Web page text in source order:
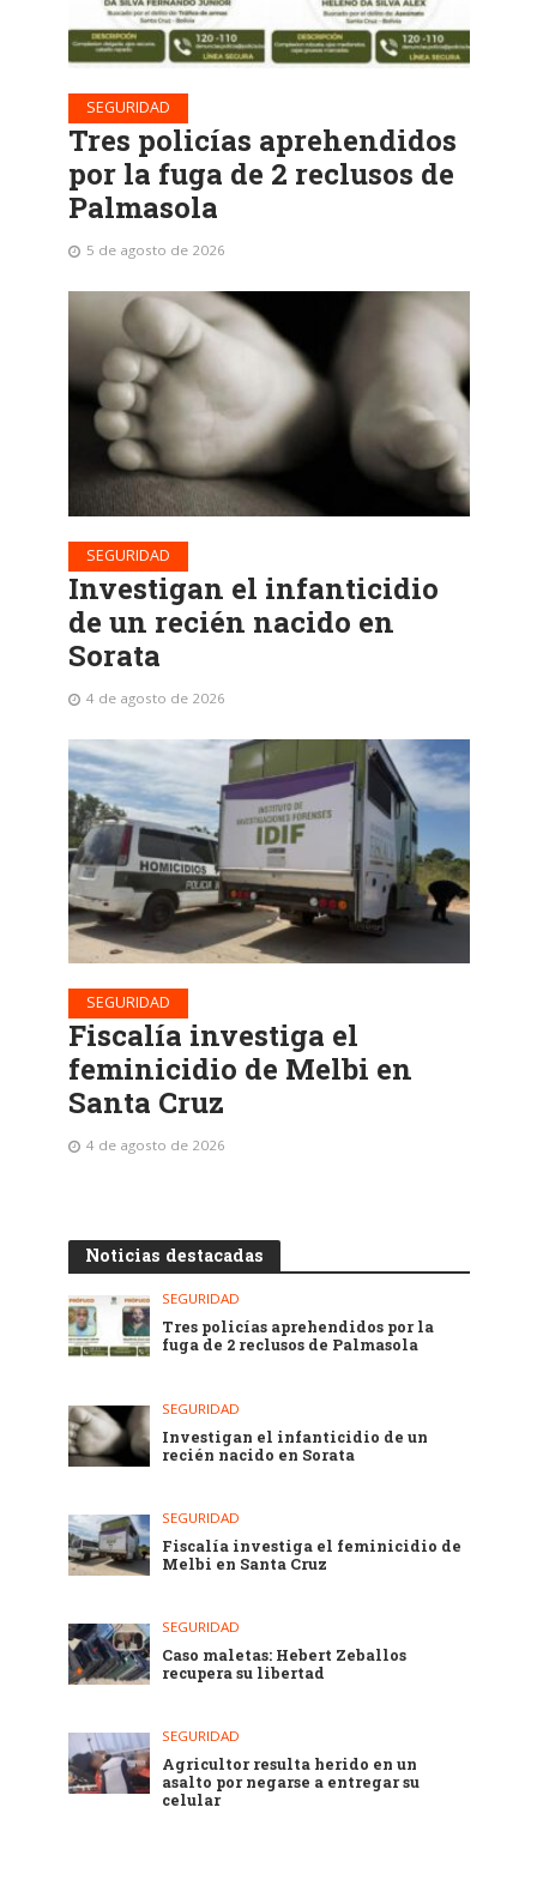
SEGURIDAD
Tres policías aprehendidos
por la fuga de 2 reclusos de
Palmasola
5 de agosto de 2026
SEGURIDAD
Investigan el infanticidio
de un recién nacido en
Sorata
4 de agosto de 2026
SEGURIDAD
Fiscalía investiga el
feminicidio de Melbi en
Santa Cruz
4 de agosto de 2026
Noticias destacadas
SEGURIDAD
Tres policías aprehendidos por la
fuga de 2 reclusos de Palmasola
SEGURIDAD
Investigan el infanticidio de un
recién nacido en Sorata
SEGURIDAD
Fiscalía investiga el feminicidio de
Melbi en Santa Cruz
SEGURIDAD
Caso maletas: Hebert Zeballos
recupera su libertad
SEGURIDAD
Agricultor resulta herido en un
asalto por negarse a entregar su
celular